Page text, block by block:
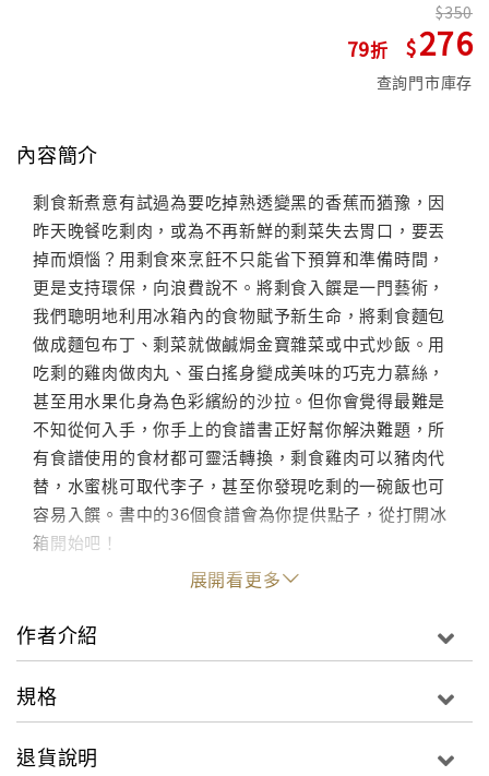
79
350
276
查詢門市庫存
內容簡介
剩食新煮意有試過為要吃掉熟透變黑的香蕉而猶豫，因
昨天晚餐吃剩肉，或為不再新鮮的剩菜失去胃口，要丟
掉而煩惱？用剩食來烹飪不只能省下預算和準備時間，
更是支持環保，向浪費說不。將剩食入饌是一門藝術，
我們聰明地利用冰箱內的食物賦予新生命，將剩食麵包
做成麵包布丁、剩菜就做鹹焗金寶雜菜或中式炒飯。用
吃剩的雞肉做肉丸、蛋白搖身變成美味的巧克力慕絲，
甚至用水果化身為色彩繽紛的沙拉。但你會覺得最難是
不知從何入手，你手上的食譜書正好幫你解決難題，所
有食譜使用的食材都可靈活轉換，剩食雞肉可以豬肉代
替，水蜜桃可取代李子，甚至你發現吃剩的一碗飯也可
容易入饌。書中的36個食譜會為你提供點子，從打開冰
箱開始吧！
展開看更多
作者介紹
規格
退貨說明